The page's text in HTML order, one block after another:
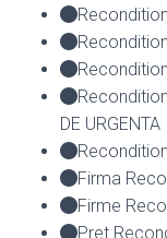
DE URGENTA
Firma
Firme
Pret